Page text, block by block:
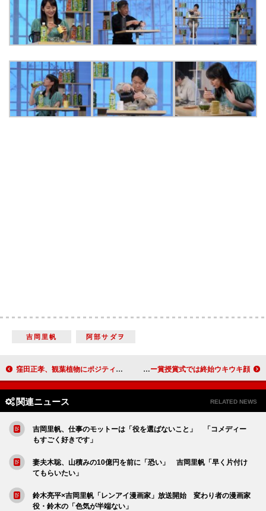
吉岡里帆 阿部サダヲ
窪田正孝、観葉植物にポジティブな“声掛け” 「花が早く開くんです。言霊はあります」 西島秀俊「不思議と全く緊張せず…」 アカデミー賞授賞式では終始ウキウキ顔
関連ニュース RELATED NEWS
吉岡里帆、仕事のモットーは「役を選ばないこと」 「コメディー
もすごく好きです」
妻夫木聡、山積みの10億円を前に「恐い」 吉岡里帆「早く片付け
てもらいたい」
鈴木亮平×吉岡里帆「レンアイ漫画家」放送開始 変わり者の漫画家
役・鈴木の「色気が半端ない」